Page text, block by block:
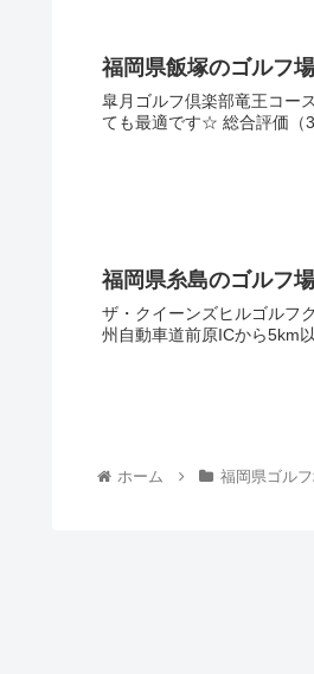
福岡県飯塚のゴルフ
皐月ゴルフ倶楽部竜王コース ☆気軽に利用できるコースとなっているので、初心者ゴルファーが回数をこなすゴルフ場とし
福岡県糸島のゴルフ
ザ・クイーンズヒルゴルフクラブ ☆戦略性に富んだ風格あるチャンピオンコース☆ 総合評価（4.8） 口
ホーム 福岡県ゴル